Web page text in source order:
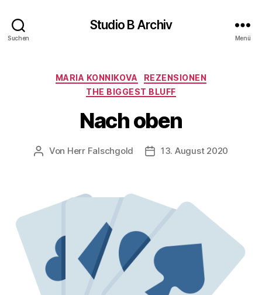
Suchen
Studio B Archiv
Menü
Kategorien
MARIA KONNIKOVA
REZENSIONEN
THE BIGGEST BLUFF
Nach oben
Beitragsautor
Von Herr Falschgold Veröffentlichungsdatum
13. August 2020